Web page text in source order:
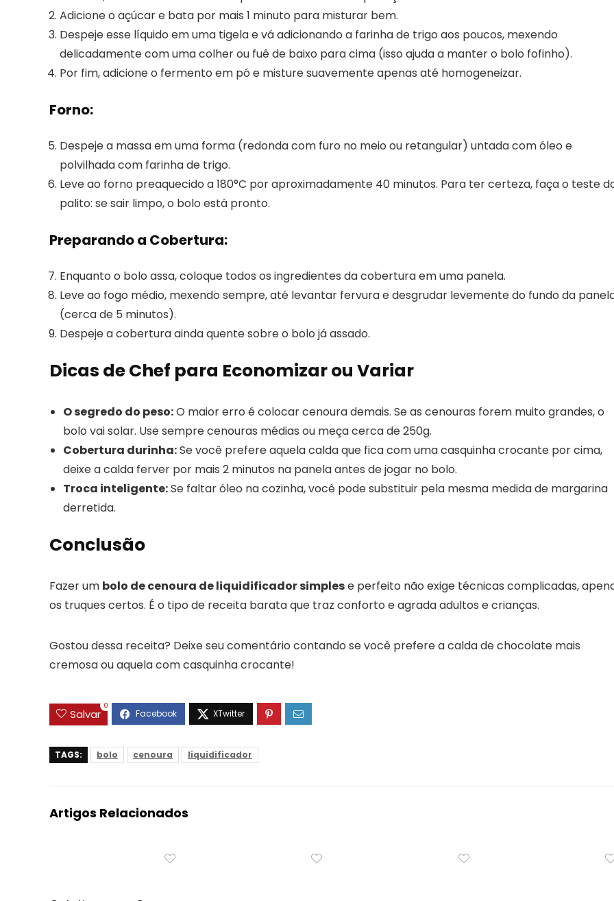
Adicione o açúcar e bata por mais 1 minuto para misturar bem.
Despeje esse líquido em uma tigela e vá adicionando a farinha de trigo aos poucos, mexendo
delicadamente com uma colher ou fuê de baixo para cima (isso ajuda a manter o bolo fofinho).
Por fim, adicione o fermento em pó e misture suavemente apenas até homogeneizar.
Forno:
Despeje a massa em uma forma (redonda com furo no meio ou retangular) untada com óleo e
polvilhada com farinha de trigo.
Leve ao forno preaquecido a 180°C por aproximadamente 40 minutos. Para ter certeza, faça o teste
palito: se sair limpo, o bolo está pronto.
Preparando a Cobertura:
Enquanto o bolo assa, coloque todos os ingredientes da cobertura em uma panela.
Leve ao fogo médio, mexendo sempre, até levantar fervura e desgrudar levemente do fundo da
(cerca de 5 minutos).
Despeje a cobertura ainda quente sobre o bolo já assado.
Dicas de Chef para Economizar ou Variar
O segredo do peso:O maior erro é colocar cenoura demais. Se as cenouras forem muito grandes, o
bolo vai solar. Use sempre cenouras médias ou meça cerca de 250g.
Cobertura durinha:Se você prefere aquela calda que fica com uma casquinha crocante por cima,
deixe a calda ferver por mais 2 minutos na panela antes de jogar no bolo.
Troca inteligente:Se faltar óleo na cozinha, você pode substituir pela mesma medida de margarina
derretida.
Conclusão
Fazer um bolo de cenoura de liquidificador simplese perfeito não exige técnicas complicadas,
os truques certos. É o tipo de receita barata que traz conforto e agrada adultos e crianças.
Gostou dessa receita? Deixe seu comentário contando se você prefere a calda de chocolate mais
cremosa ou aquela com casquinha crocante!
Salvar
0
TAGS: bolo cenoura liquidificador
Artigos Relacionados